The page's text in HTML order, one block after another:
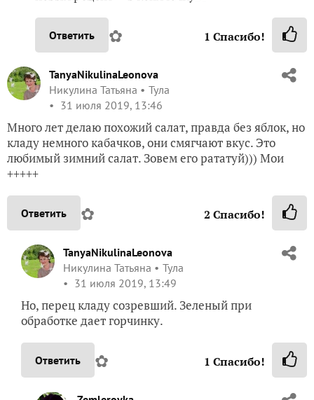
Ответить ✿ 1 Спасибо!
TanyaNikulinaLeonova
Никулина Татьяна
Тула
31 июля 2019, 13:46
Много лет делаю похожий салат, правда без яблок, но
кладу немного кабачков, они смягчают вкус. Это
любимый зимний салат. Зовем его рататуй))) Мои
+++++
Ответить ✿ 2 Спасибо!
TanyaNikulinaLeonova
Никулина Татьяна
Тула
31 июля 2019, 13:49
Но, перец кладу созревший. Зеленый при
обработке дает горчинку.
Ответить ✿ 1 Спасибо!